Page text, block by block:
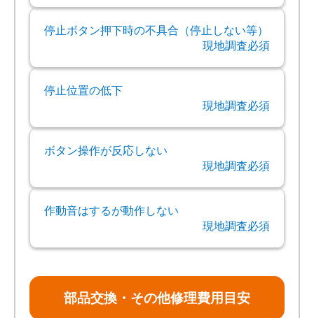
停止ボタン押下時の不具合（停止しない等）
現地調査必須
停止位置の低下
現地調査必須
ボタン操作が反応しない
現地調査必須
作動音はするが動作しない
現地調査必須
部品交換・その他修理費用目安